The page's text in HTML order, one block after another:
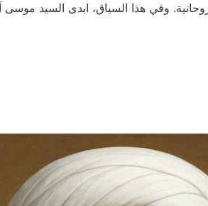
وفي هذا السياق، ابدى السيد موسى